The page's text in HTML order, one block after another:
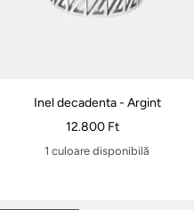
Inel decadenta - Argint
Pret
special
12.800 Ft
1 culoare disponibilă